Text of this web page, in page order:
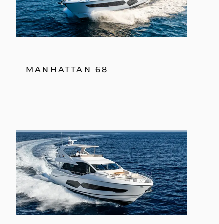
MANHATTAN 68